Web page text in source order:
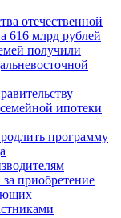
отечественной
616 млрд рублей
получили
ипотеки
программу
приобретение